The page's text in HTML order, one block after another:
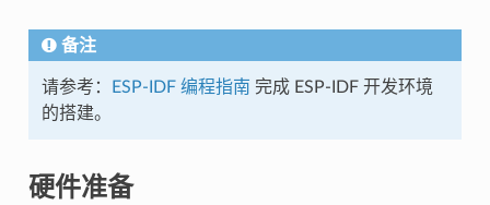
备注
请参考： ESP-IDF 编程指南 完成 ESP-IDF 开发环境
的搭建。
硬件准备